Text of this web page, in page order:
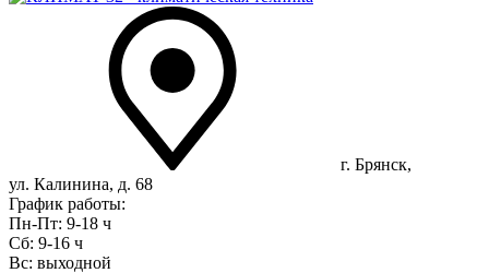
г. Брянск,
ул. Калинина, д. 68
График работы:
Пн-Пт: 9-18 ч
Сб: 9-16 ч
Вс: выходной